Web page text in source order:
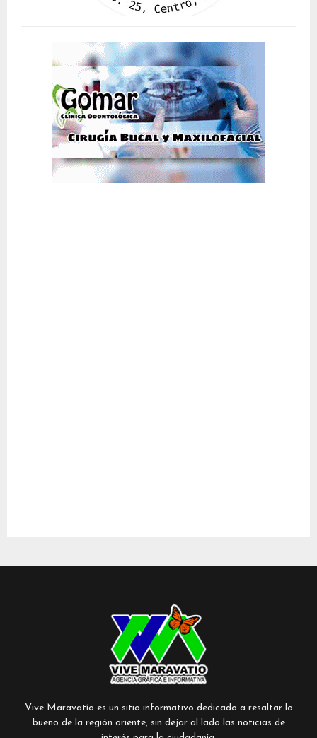
Vive Maravatío es un sitio informativo dedicado a resaltar lo
bueno de la región oriente, sin dejar al lado las noticias de